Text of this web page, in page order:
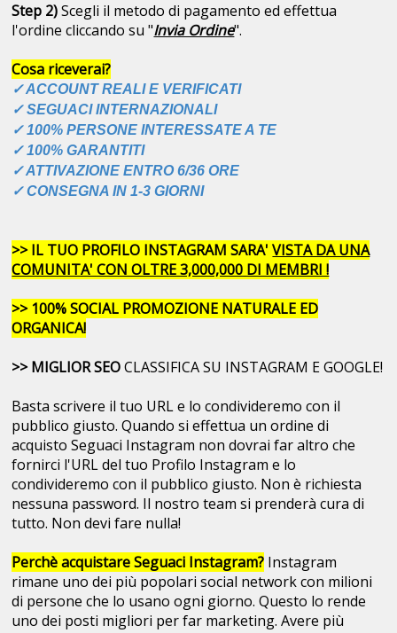
Step 2)Scegli il metodo di pagamento ed effettua
l'ordine cliccando su "Invia Ordine".
Cosa riceverai?
✓ ACCOUNT REALI E VERIFICATI
✓ SEGUACI INTERNAZIONALI
✓ 100% PERSONE INTERESSATE A TE
✓ 100% GARANTITI
✓ ATTIVAZIONE ENTRO 6/36 ORE
✓ CONSEGNA IN 1-3 GIORNI
>> IL TUO PROFILO INSTAGRAM SARA'VISTA DA UNA
COMUNITA' CON OLTRE 3,000,000 DI MEMBRI !
>> 100% SOCIAL PROMOZIONE NATURALE ED
ORGANICA!
>> MIGLIOR SEOCLASSIFICA SU INSTAGRAM E GOOGLE!
Basta scrivere il tuo URL e lo condivideremo con il
pubblico giusto. Quando si effettua un ordine di
acquisto Seguaci Instagram non dovrai far altro che
fornirci l'URL del tuo Profilo Instagram e lo
condivideremo con il pubblico giusto. Non è richiesta
nessuna password. Il nostro team si prenderà cura di
tutto. Non devi fare nulla!
Perchè acquistare Seguaci Instagram? Instagram
rimane uno dei più popolari social network con milioni
di persone che lo usano ogni giorno. Questo lo rende
uno dei posti migliori per far marketing. Avere più